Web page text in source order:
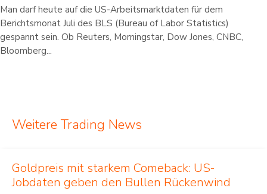
Man darf heute auf die US-Arbeitsmarktdaten für dem
Berichtsmonat Juli des BLS (Bureau of Labor Statistics)
gespannt sein. Ob Reuters, Morningstar, Dow Jones, CNBC,
Bloomberg...
Weitere Trading News
Goldpreis mit starkem Comeback: US-
Jobdaten geben den Bullen Rückenwind